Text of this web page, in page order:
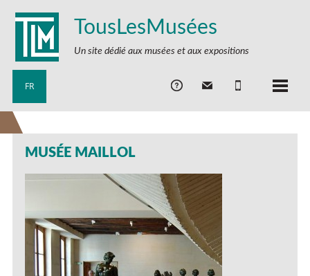
TousLesMusées
Un site dédié aux musées et aux expositions
FR
MUSÉE MAILLOL